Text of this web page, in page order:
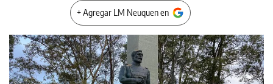
+ Agregar LM Neuquen en